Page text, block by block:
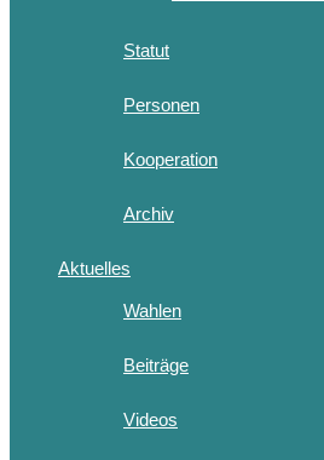
Statut
Personen
Kooperation
Archiv
Aktuelles
Wahlen
Beiträge
Videos